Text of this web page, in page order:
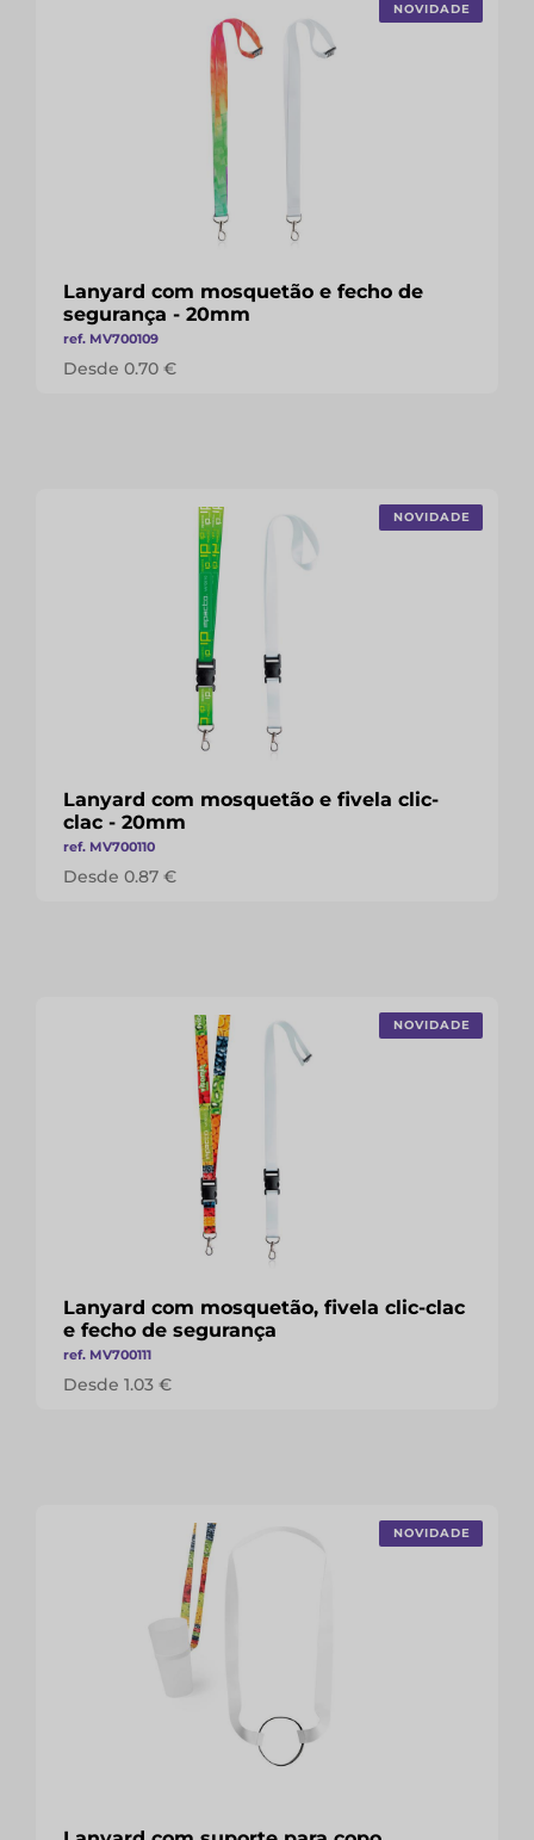
NOVIDADE
Lanyard com mosquetão e fecho de
segurança - 20mm
ref. MV700109
Desde 0.70 €
NOVIDADE
Lanyard com mosquetão e fivela clic-
clac - 20mm
ref. MV700110
Desde 0.87 €
NOVIDADE
Lanyard com mosquetão, fivela clic-clac
e fecho de segurança
ref. MV700111
Desde 1.03 €
NOVIDADE